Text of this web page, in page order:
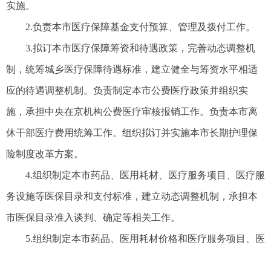
实施。
2.负责本市医疗保障基金支付预算、管理及拨付工作。
3.拟订本市医疗保障筹资和待遇政策，完善动态调整机
制，统筹城乡医疗保障待遇标准，建立健全与筹资水平相适
应的待遇调整机制。负责制定本市公费医疗政策并组织实
施，承担中央在京机构公费医疗审核报销工作。负责本市离
休干部医疗费用统筹工作。组织拟订并实施本市长期护理保
险制度改革方案。
4.组织制定本市药品、医用耗材、医疗服务项目、医疗服
务设施等医保目录和支付标准，建立动态调整机制，承担本
市医保目录准入谈判、确定等相关工作。
5.组织制定本市药品、医用耗材价格和医疗服务项目、医